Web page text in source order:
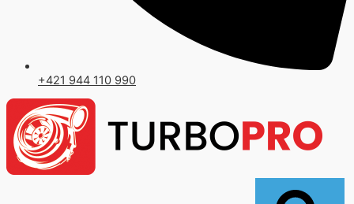
+421 944 110 990